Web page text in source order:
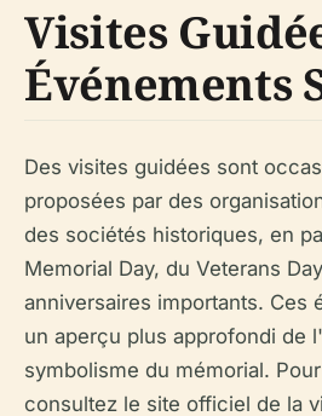
Visites
Événements
Des visites guidées sont
proposées par des
des sociétés historiques, en
Memorial Day, du Veterans
anniversaires importants. Ces
un aperçu plus approfondi de
symbolisme du mémorial.
consultez le site officiel de la